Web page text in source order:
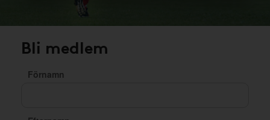
Bli medlem
Förnamn